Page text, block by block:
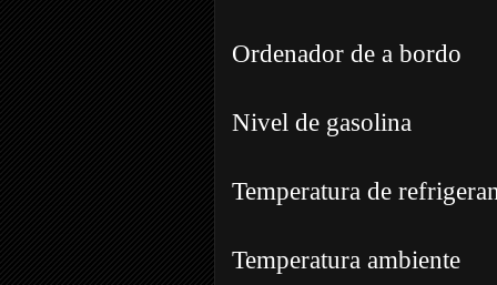
Ordenador de a bordo
Nivel de gasolina
Temperatura de
Temperatura ambiente